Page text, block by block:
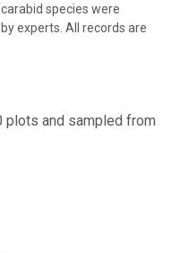
species were
experts. All records are
and sampled from